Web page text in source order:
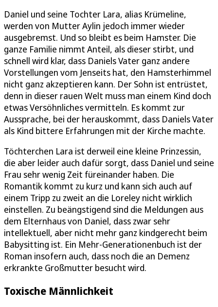
Daniel und seine Tochter Lara, alias Krümeline,
werden von Mutter Aylin jedoch immer wieder
ausgebremst. Und so bleibt es beim Hamster. Die
ganze Familie nimmt Anteil, als dieser stirbt, und
schnell wird klar, dass Daniels Vater ganz andere
Vorstellungen vom Jenseits hat, den Hamsterhimmel
nicht ganz akzeptieren kann. Der Sohn ist entrüstet,
denn in dieser rauen Welt muss man einem Kind doch
etwas Versöhnliches vermitteln. Es kommt zur
Aussprache, bei der herauskommt, dass Daniels Vater
als Kind bittere Erfahrungen mit der Kirche machte.
Töchterchen Lara ist derweil eine kleine Prinzessin,
die aber leider auch dafür sorgt, dass Daniel und seine
Frau sehr wenig Zeit füreinander haben. Die
Romantik kommt zu kurz und kann sich auch auf
einem Tripp zu zweit an die Loreley nicht wirklich
einstellen. Zu beängstigend sind die Meldungen aus
dem Elternhaus von Daniel, dass zwar sehr
intellektuell, aber nicht mehr ganz kindgerecht beim
Babysitting ist. Ein Mehr-Generationenbuch ist der
Roman insofern auch, dass noch die an Demenz
erkrankte Großmutter besucht wird.
Toxische Männlichkeit